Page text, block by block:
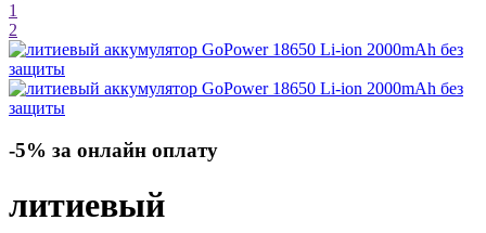
1
2
-5% за онлайн оплату
литиевый